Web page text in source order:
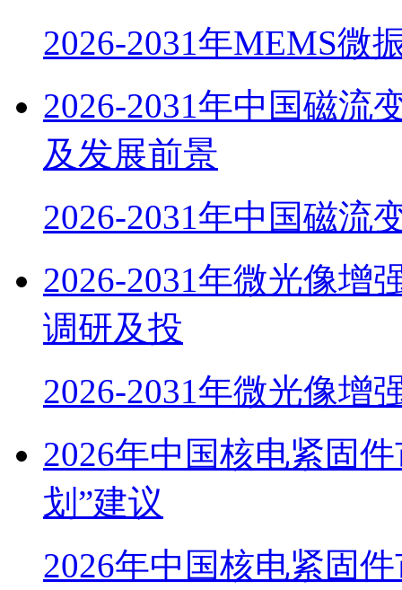
2026-2031年MEMS微
2026-2031年中国磁流
及发展前景
2026-2031年中国磁流
2026-2031年微光像增
调研及投
2026-2031年微光像增
2026年中国核电紧固
划”建议
2026年中国核电紧固